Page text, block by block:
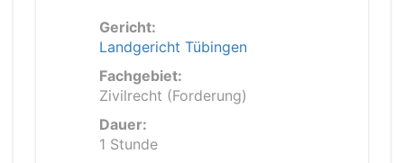
Gericht:
Landgericht Tübingen
Fachgebiet:
Zivilrecht (Forderung)
Dauer:
1 Stunde